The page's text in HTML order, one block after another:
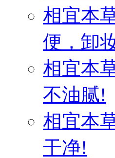
相宜本
便，卸
相宜本
不油腻!
相宜本
干净!